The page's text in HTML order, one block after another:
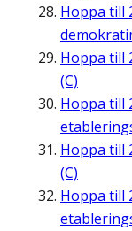
Hoppa till
Hoppa till
(C)
Hoppa till
Hoppa till
(C)
Hoppa till